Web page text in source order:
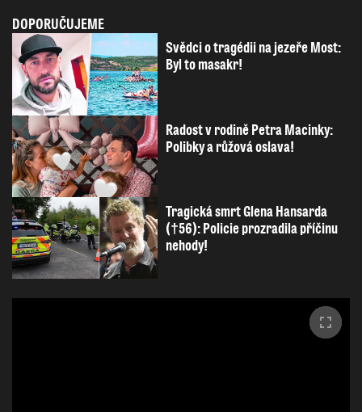
DOPORUČUJEME
Svědci o tragédii na jezeře Most:
Byl to masakr!
Radost v rodině Petra Macinky:
Polibky a růžová oslava!
Tragická smrt Glena Hansarda
(†56): Policie prozradila příčinu
nehody!